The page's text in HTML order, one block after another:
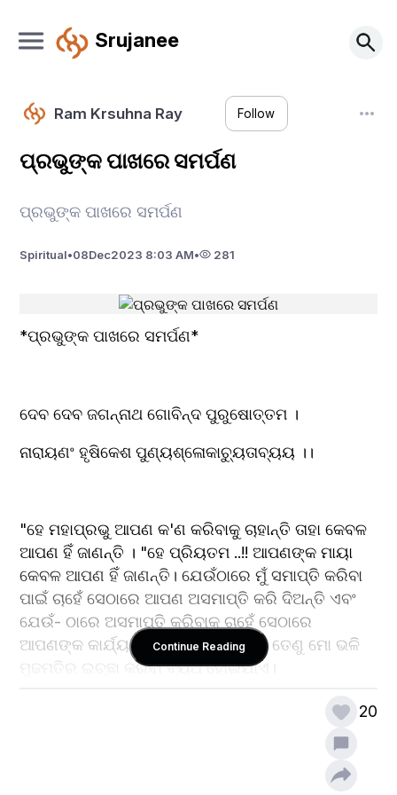
Srujanee
Ram Krsuhna Ray Follow
ପ୍ରଭୁଙ୍କ ପାଖରେ ସମର୍ପଣ
ପ୍ରଭୁଙ୍କ ପାଖରେ ସମର୍ପଣ
Spiritual•08Dec2023 8:03 AM• 281
*ପ୍ରଭୁଙ୍କ ପାଖରେ ସମର୍ପଣ*
ଦେବ ଦେବ ଜଗନ୍ନାଥ ଗୋବିନ୍ଦ ପୁରୁଷୋତ୍ତମ ।
ନାରାୟଣଂ ହୃଷିକେଶ ପୁଣ୍ୟଶ୍ଳୋକାଚ୍ୟୁତାବ୍ୟୟ ।।
"ହେ ମହାପ୍ରଭୁ ଆପଣ କ'ଣ କରିବାକୁ ଚାହାନ୍ତି ତାହା କେବଳ
ଆପଣ ହିଁ ଜାଣନ୍ତି । "ହେ ପ୍ରିୟତମ ..!! ଆପଣଙ୍କ ମାୟା
କେବଳ ଆପଣ ହିଁ ଜାଣନ୍ତି। ଯେଉଁଠାରେ ମୁଁ ସମାପ୍ତି କରିବା
ପାଇଁ ଚାହେଁ ସେଠାରେ ଆପଣ ଅସମାପ୍ତି କରି ଦିଅନ୍ତି ଏବଂ
ଯେଉଁ- ଠାରେ ଅସମାପ୍ତି କରିବାକୁ ଚାହେଁ ସେଠାରେ
ଆପଣଙ୍କ କାର୍ଯ୍ୟର ସମାପ୍ତି ହୋଇଥାଏ। ତେଣୁ ମୋ ଭଳି
ମୁଢମତିର ଇଚ୍ଛା କରିବା ବ୍ୟର୍ଥ ହୋଇଯାଏ।
"ହେ ପ୍ରିୟତମ ଜଗଦାନନ୍ଦ ଆନନ୍ଦଦାୟକ ଜଗମୋହନ
ପତିତପାବନ ଲୀଳାମୟ ଅବ୍ୟକ୍ତ ତତ୍ତ୍ଵ ବ୍ରହ୍ମ ଅଣାକାର
Continue Reading
20